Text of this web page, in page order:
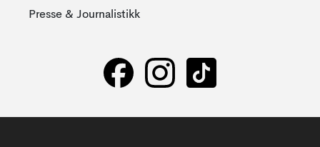
Presse & Journalistikk